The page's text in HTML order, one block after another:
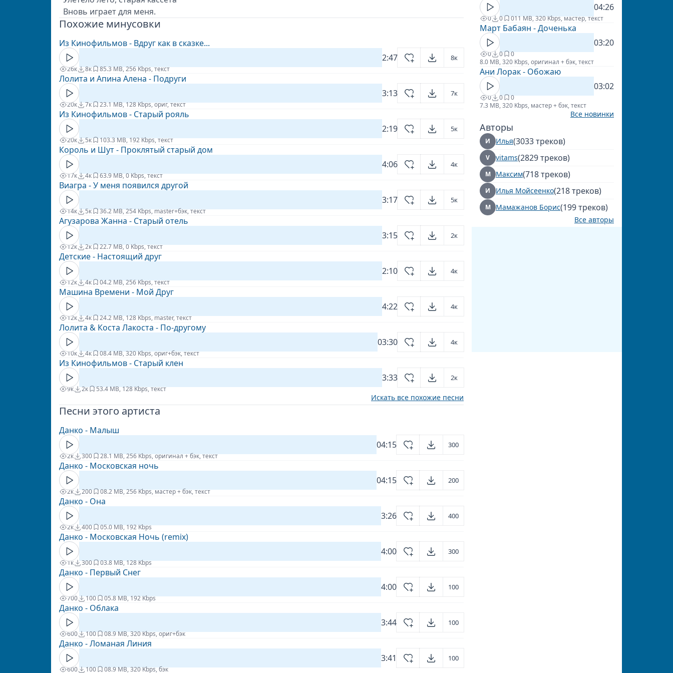
Вновь играет для меня.
Похожие минусовки
Из Кинофильмов - Вдруг как в сказке...
2:47
8к
26к 8к 85.3 MB, 256 Kbps, текст
Лолита и Апина Алена - Подруги
3:13
7к
20к 7к 23.1 MB, 128 Kbps, ориг, текст
Из Кинофильмов - Старый рояль
2:19
5к
20к 5к 103.3 MB, 192 Kbps, текст
Король и Шут - Проклятый старый дом
4:06
4к
17к 4к 63.9 MB, 0 Kbps, текст
Виагра - У меня появился другой
3:17
5к
14к 5к 36.2 MB, 254 Kbps, master+бэк, текст
Агузарова Жанна - Старый отель
3:15
2к
12к 2к 22.7 MB, 0 Kbps, текст
Детские - Настоящий друг
2:10
4к
12к 4к 04.2 MB, 256 Kbps, текст
Машина Времени - Мой Друг
4:22
4к
12к 4к 24.2 MB, 128 Kbps, master, текст
Лолита & Коста Лакоста - По-другому
03:30
4к
10к 4к 08.4 MB, 320 Kbps, ориг+бэк, текст
Из Кинофильмов - Старый клен
3:33
2к
9к 2к 53.4 MB, 128 Kbps, текст
Искать все похожие песни
Песни этого артиста
Данко - Малыш
04:15
300
2к 300 28.1 MB, 256 Kbps, оригинал + бэк, текст
Данко - Московская ночь
04:15
200
2к 200 08.2 MB, 256 Kbps, мастер + бэк, текст
Данко - Она
3:26
400
2к 400 05.0 MB, 192 Kbps
Данко - Московская Ночь (remix)
4:00
300
1к 300 03.8 MB, 128 Kbps
Данко - Первый Снег
4:00
100
700 100 05.8 MB, 192 Kbps
Данко - Облака
3:44
100
600 100 08.9 MB, 320 Kbps, ориг+бэк
Данко - Ломаная Линия
3:41
100
600 100 08.9 MB, 320 Kbps, бэк
04:26
0 0 011 MB, 320 Kbps, мастер, текст
Март Бабаян - Доченька
03:20
0 0
0
8.0 MB, 320 Kbps, оригинал + бэк, текст
Ани Лорак - Обожаю
03:02
0 0
0
7.3 MB, 320 Kbps, мастер + бэк, текст
Все новинки
Авторы
И Илья(3033 треков)
V vitams(2829 треков)
М Максим(718 треков)
И Илья Мойсеенко(218 треков)
М Мамажанов Борис(199 треков)
Все авторы